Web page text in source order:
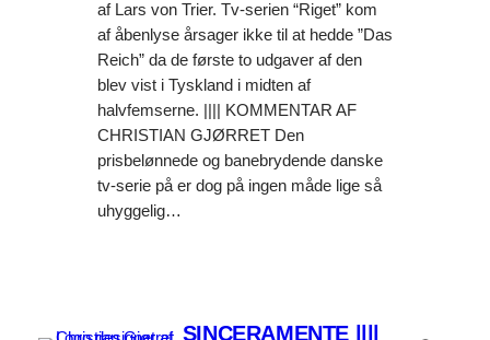
af Lars von Trier. Tv-serien “Riget” kom
af åbenlyse årsager ikke til at hedde ”Das
Reich” da de første to udgaver af den
blev vist i Tyskland i midten af
halvfemserne. |||| KOMMENTAR AF
CHRISTIAN GJØRRET Den
prisbelønnede og banebrydende danske
tv-serie på er dog på ingen måde lige så
uhyggelig…
SINCERAMENTE ||||